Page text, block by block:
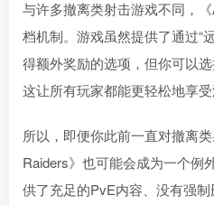
与许多撤离类射击游戏不同，
档机制。游戏虽然提供了通过“
得额外奖励的选项，但你可以
这让所有玩家都能更轻松地享受
所以，即便你此前一直对撤离
Raiders》也可能会成为一个例
供了充足的PvE内容、没有强